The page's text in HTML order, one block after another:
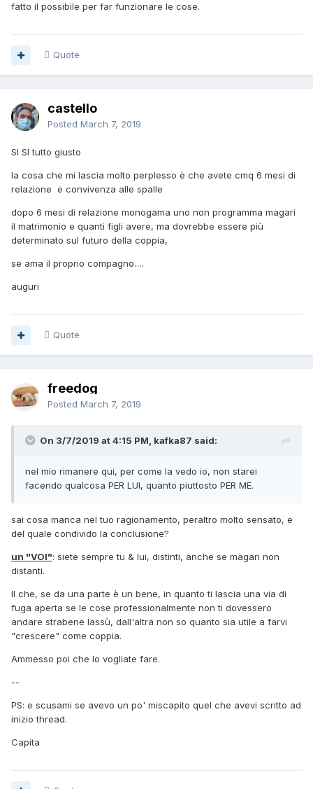
fatto il possibile per far funzionare le cose.
Quote
castello
Posted March 7, 2019
SI SI tutto giusto
la cosa che mi lascia molto perplesso è che avete cmq 6 mesi di
relazione e convivenza alle spalle
dopo 6 mesi di relazione monogama uno non programma magari
il matrimonio e quanti figli avere, ma dovrebbe essere più
determinato sul futuro della coppia,
se ama il proprio compagno….
auguri
Quote
freedog
Posted March 7, 2019
On 3/7/2019 at 4:15 PM, kafka87 said:
nel mio rimanere qui, per come la vedo io, non starei
facendo qualcosa PER LUI, quanto piuttosto PER ME.
sai cosa manca nel tuo ragionamento, peraltro molto sensato, e
del quale condivido la conclusione?
un "VOI": siete sempre tu & lui, distinti, anche se magari non
distanti.
Il che, se da una parte è un bene, in quanto ti lascia una via di
fuga aperta se le cose professionalmente non ti dovessero
andare strabene lassù, dall'altra non so quanto sia utile a farvi
"crescere" come coppia.
Ammesso poi che lo vogliate fare.
--
PS: e scusami se avevo un po' miscapito quel che avevi scritto ad
inizio thread.
Capita